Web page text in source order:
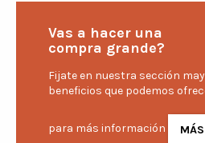
Vas a hacer una
compra grande?
Fijate en nuestra sección
beneficios que podemos
para más información